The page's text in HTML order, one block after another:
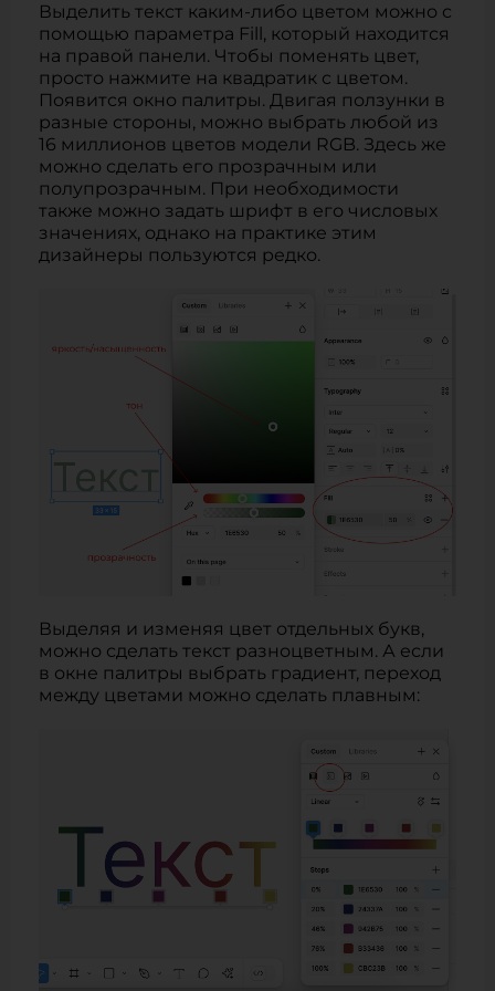
Выделить текст каким-либо цветом можно с
помощью параметра Fill, который находится
на правой панели. Чтобы поменять цвет,
просто нажмите на квадратик с цветом.
Появится окно палитры. Двигая ползунки в
разные стороны, можно выбрать любой из
16 миллионов цветов модели RGB. Здесь же
можно сделать его прозрачным или
полупрозрачным. При необходимости
также можно задать шрифт в его числовых
значениях, однако на практике этим
дизайнеры пользуются редко.
Выделяя и изменяя цвет отдельных букв,
можно сделать текст разноцветным. А если
в окне палитры выбрать градиент, переход
между цветами можно сделать плавным: